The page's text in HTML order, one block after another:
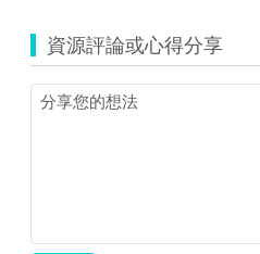
資源評論或心得分享